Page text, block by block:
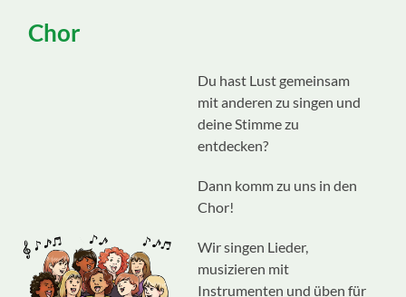
Chor
Du hast Lust gemeinsam
mit anderen zu singen und
deine Stimme zu
entdecken?
Dann komm zu uns in den
Chor!
Wir singen Lieder,
musizieren mit
Instrumenten und üben für